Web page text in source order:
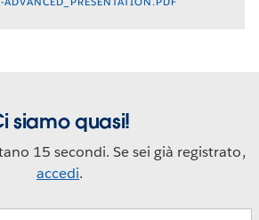
siamo quasi!
15 secondi. Se sei già registrato,
accedi.